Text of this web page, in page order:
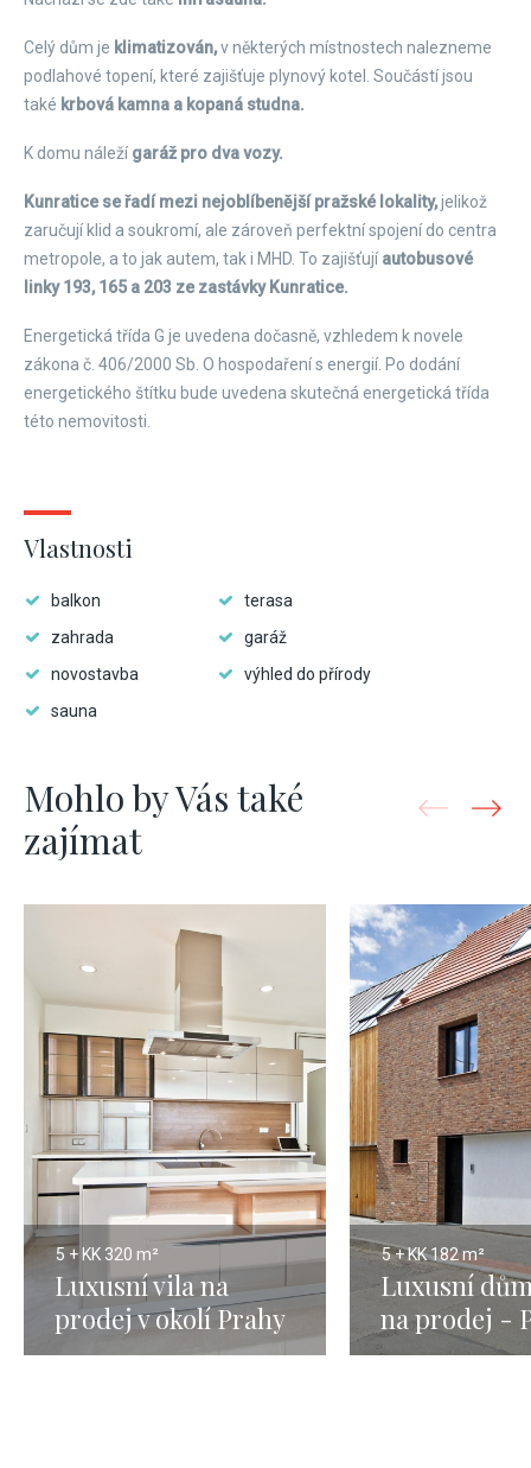
Celý dům je klimatizován,v některých místnostech nalezneme
podlahové topení, které zajišťuje plynový kotel. Součástí jsou
také krbová kamna a kopaná studna.
K domu náležígaráž pro dva vozy.
Kunratice se řadí mezi nejoblíbenější pražské lokality,jelikož
zaručují klid a soukromí, ale zároveň perfektní spojení do centra
metropole, a to jak autem, tak i MHD. To zajišťujíautobusové
linky 193, 165 a 203 ze zastávky Kunratice.
Energetická třída G je uvedena dočasně, vzhledem k novele
zákona č. 406/2000 Sb. O hospodaření s energií. Po dodání
energetického štítku bude uvedena skutečná energetická třída
této nemovitosti.
Vlastnosti
balkon
terasa
zahrada
garáž
novostavba
výhled do přírody
sauna
Mohlo by Vás také
zajímat
5 + KK 320 m²
Luxusní vila na
prodej v okolí Prahy
- 320m
5 + KK182 m²
Luxusní
na prodej -
Jinonice,